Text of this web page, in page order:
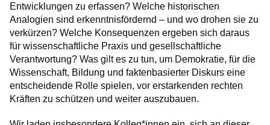
Entwicklungen zu erfassen? Welche historischen
Analogien sind erkenntnisfördernd – und wo drohen sie zu
verkürzen? Welche Konsequenzen ergeben sich daraus
für wissenschaftliche Praxis und gesellschaftliche
Verantwortung? Was gilt es zu tun, um Demokratie, für die
Wissenschaft, Bildung und faktenbasierter Diskurs eine
entscheidende Rolle spielen, vor erstarkenden rechten
Kräften zu schützen und weiter auszubauen.